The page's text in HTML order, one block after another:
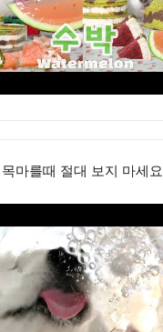
목마를때 절대 보지 마세요